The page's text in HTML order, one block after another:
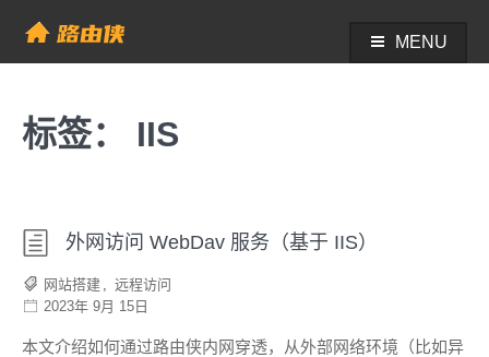
content
帮助中心 - 路由侠
MENU
标签： IIS
外网访问 WebDav 服务（基于 IIS）
网站搭建
远程访问
2023年 9月 15日
本文介绍如何通过路由侠内网穿透，从外部网络环境（比如异